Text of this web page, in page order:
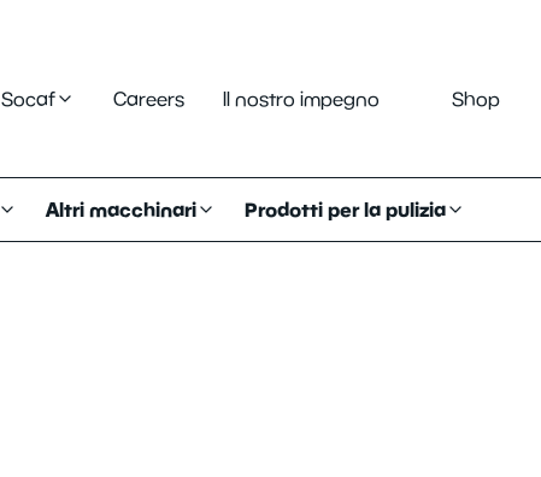
Socaf Careers Il nostro impegno Shop
Altri macchinari Prodotti per la pulizia